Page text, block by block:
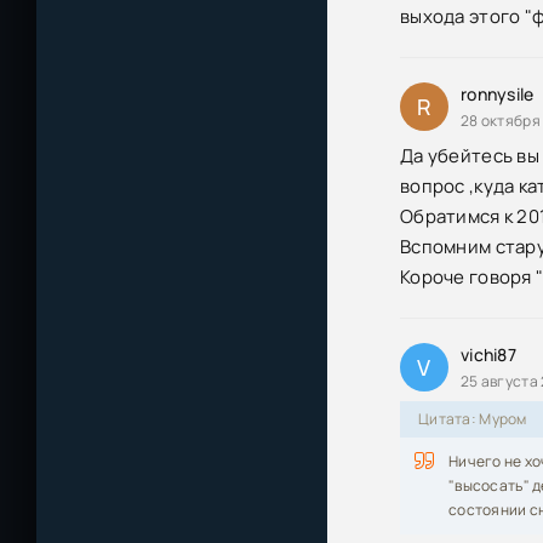
выхода этого
R ronnysile
28 октября
Да убейтесь
вопрос ,куда
Обратимся к
Вспомним
Короче говоря
V vichi87
25 августа
Цитата: Муром
Ничего не
"высосать"
состоянии